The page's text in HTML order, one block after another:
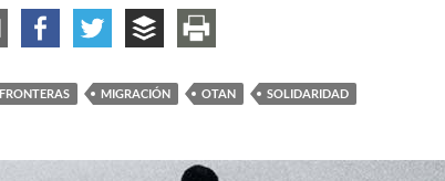
FRONTERAS MIGRACIÓN OTAN SOLIDARIDAD